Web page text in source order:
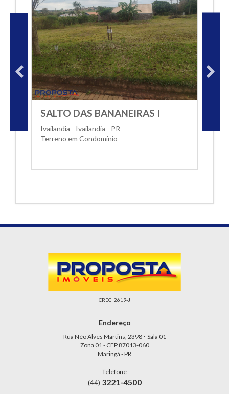
SALTO DAS BANANEIRAS I
Ivailandia - Ivailandia - PR
Terreno em Condomínio
CRECI 2619-J
Endereço
Rua Néo Alves Martins, 2398 - Sala 01
Zona 01 - CEP 87013-060
Maringá - PR
Telefone
(44) 3221-4500